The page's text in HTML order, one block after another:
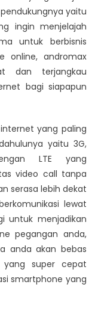
yaitu
ingin menjelajah
untuk berbisnis
online, andromax
dan terjangkau
bagi siapapun
yang paling
yaitu 3G,
LTE yang
video call tanpa
serasa lebih dekat
lewat
untuk menjadikan
pegangan anda,
anda akan bebas
super cepat
smartphone yang